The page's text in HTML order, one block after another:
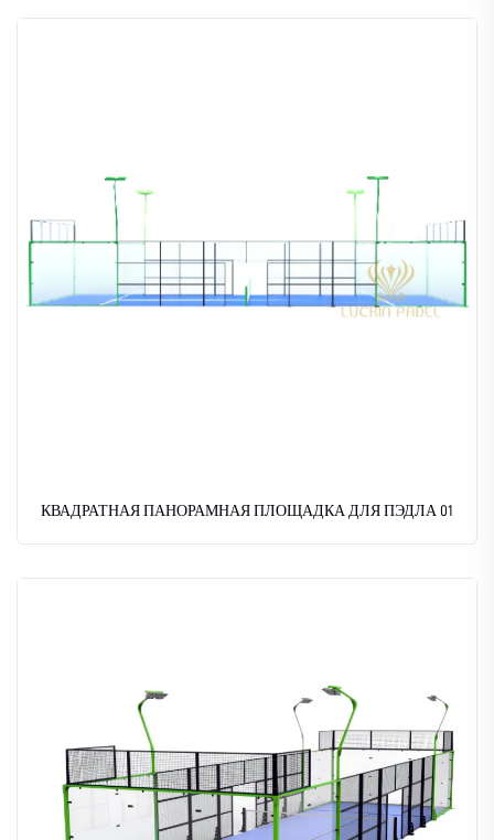
КВАДРАТНАЯ ПАНОРАМНАЯ ПЛОЩАДКА ДЛЯ ПЭДЛА 01